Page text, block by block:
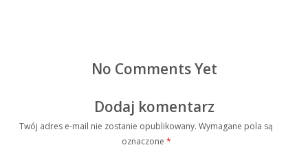
No Comments Yet
Dodaj komentarz
Twój adres e-mail nie zostanie opublikowany. Wymagane pola są
oznaczone *